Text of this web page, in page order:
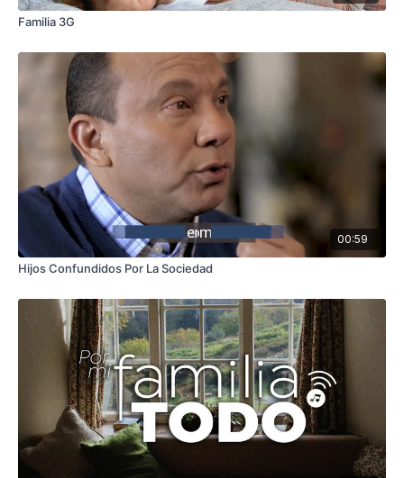
Familia 3G
00:59
Hijos Confundidos Por La Sociedad